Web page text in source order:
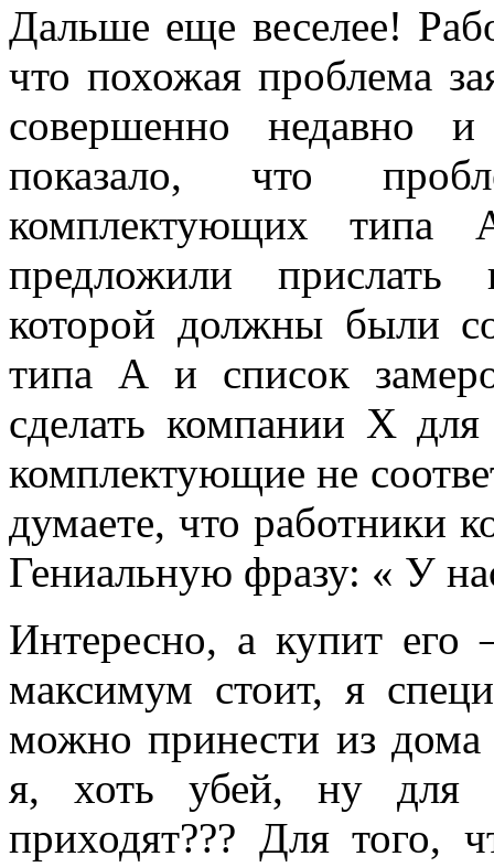
Дальше еще веселее!
что похожая проблема
совершенно недавно и
показало, что
комплектующих типа
предложили
которой должны были
типа А и список
сделать компании Х
комплектующие не
думаете, что работники
Гениальную фразу: « У
Интересно, а купит
максимум стоит, я
можно принести из
я, хоть убей, ну для
приходят??? Для того,